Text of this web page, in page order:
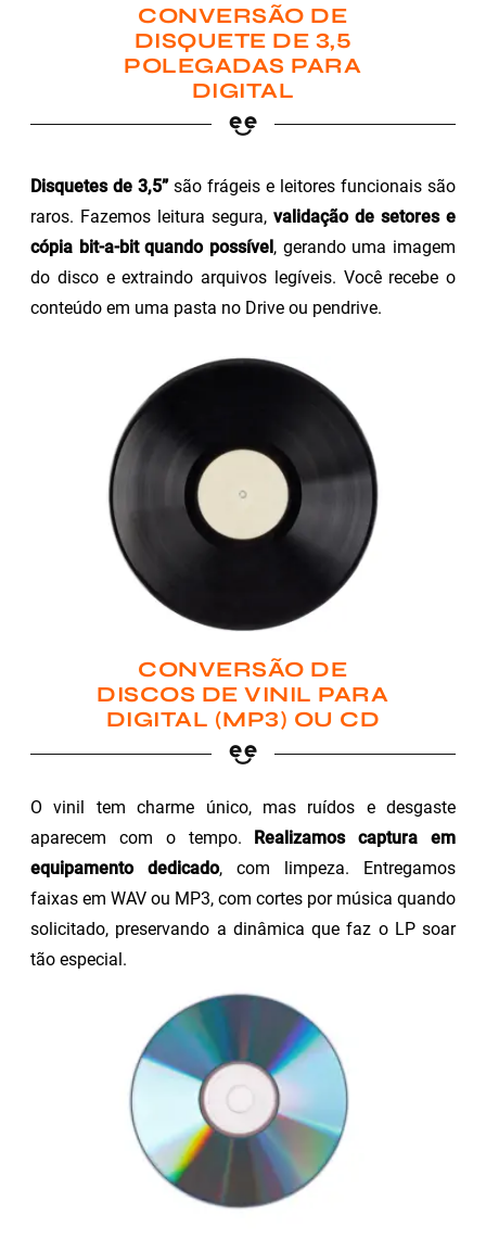
CONVERSÃO DE
DISQUETE DE 3,5
POLEGADAS PARA
DIGITAL
Disquetes de 3,5”são frágeis e leitores funcionais são
raros. Fazemos leitura segura, validação de setores e
cópia bit-a-bit quando possível, gerando uma imagem
do disco e extraindo arquivos legíveis. Você recebe o
conteúdo em uma pasta no Drive ou pendrive.
CONVERSÃO DE
DISCOS DE VINIL PARA
DIGITAL (MP3) OU CD
O vinil tem charme único, mas ruídos e desgaste
aparecem com o tempo.
Realizamos captura em
equipamento dedicado, com limpeza. Entregamos
faixas em WAV ou MP3, com cortes por música quando
solicitado, preservando a dinâmica que faz o LP soar
tão especial.